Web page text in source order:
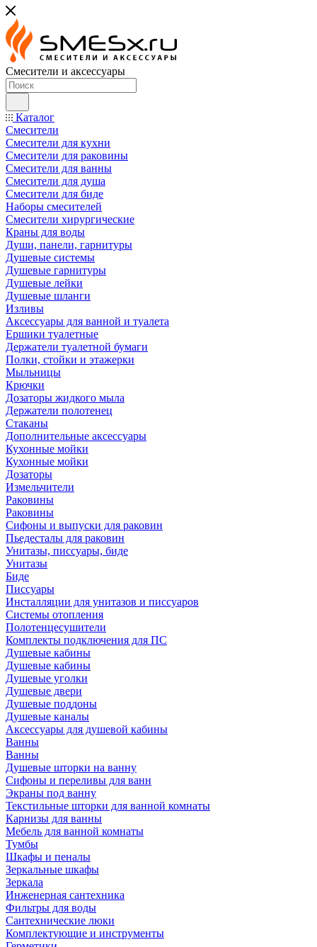
Смесители и аксессуары
Каталог
Смесители
Смесители для кухни
Смесители для раковины
Смесители для ванны
Смесители для душа
Смесители для биде
Наборы смесителей
Смесители хирургические
Краны для воды
Души, панели, гарнитуры
Душевые системы
Душевые гарнитуры
Душевые лейки
Душевые шланги
Изливы
Аксессуары для ванной и туалета
Ершики туалетные
Держатели туалетной бумаги
Полки, стойки и этажерки
Мыльницы
Крючки
Дозаторы жидкого мыла
Держатели полотенец
Стаканы
Дополнительные аксессуары
Кухонные мойки
Кухонные мойки
Дозаторы
Измельчители
Раковины
Раковины
Сифоны и выпуски для раковин
Пьедесталы для раковин
Унитазы, писсуары, биде
Унитазы
Биде
Писсуары
Инсталляции для унитазов и писсуаров
Системы отопления
Полотенцесушители
Комплекты подключения для ПС
Душевые кабины
Душевые кабины
Душевые уголки
Душевые двери
Душевые поддоны
Душевые каналы
Аксессуары для душевой кабины
Ванны
Ванны
Душевые шторки на ванну
Сифоны и переливы для ванн
Экраны под ванну
Текстильные шторки для ванной комнаты
Карнизы для ванны
Мебель для ванной комнаты
Тумбы
Шкафы и пеналы
Зеркальные шкафы
Зеркала
Инженерная сантехника
Фильтры для воды
Сантехнические люки
Комплектующие и инструменты